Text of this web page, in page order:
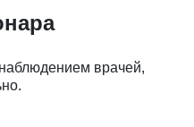
врачей,